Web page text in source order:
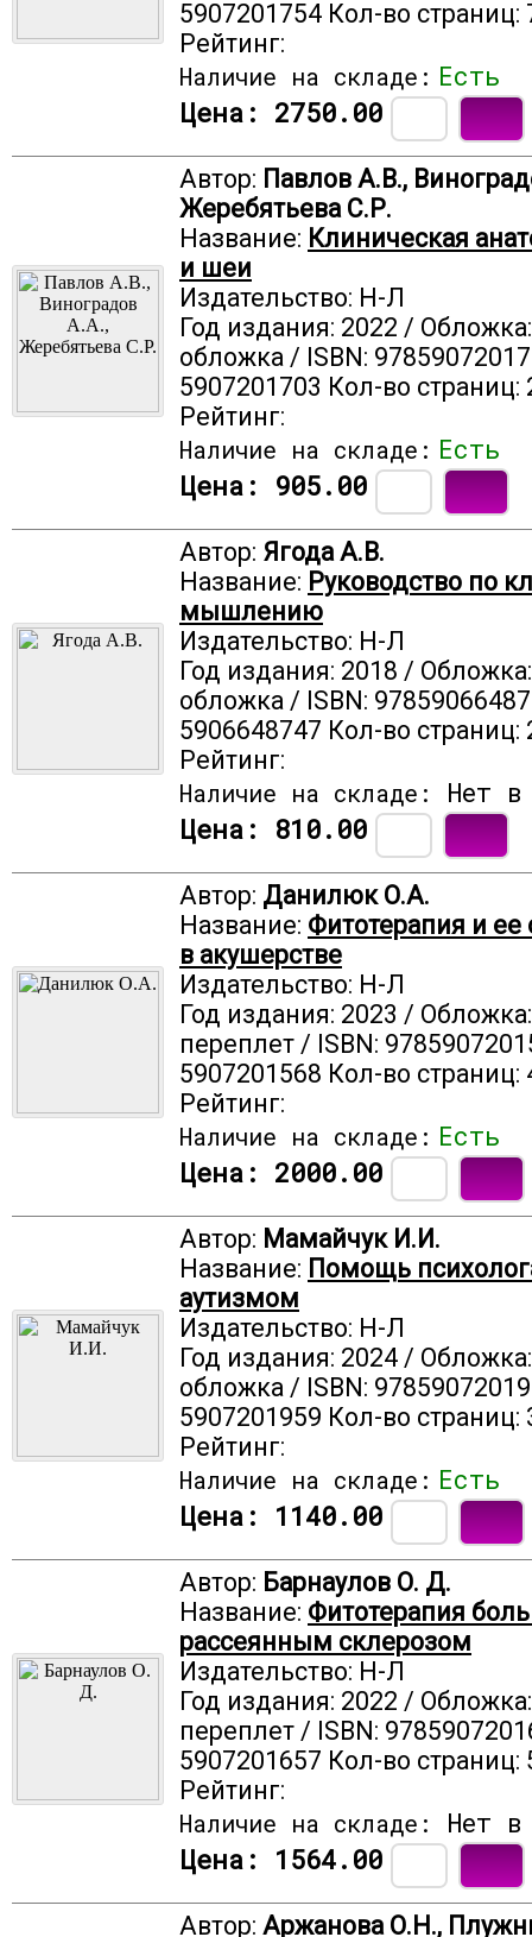
5907201754 Кол-во страниц:
Рейтинг:
Наличие на складе: Есть
Цена: 2750.00
Автор: Павлов А.В.,
Жеребятьева С.Р.
Название: Клиническая
и шеи
Издательство: Н-Л
Год издания: 2022 /
обложка / ISBN:
5907201703 Кол-во страниц:
Рейтинг:
Наличие на складе: Есть
Цена: 905.00
Автор: Ягода А.В.
Название: Руководство по
мышлению
Издательство: Н-Л
Год издания: 2018 /
обложка / ISBN:
5906648747 Кол-во страниц:
Рейтинг:
Наличие на складе:
Нет
Цена: 810.00
Автор: Данилюк О.А.
Название: Фитотерапия и ее
в акушерстве
Издательство: Н-Л
Год издания: 2023 /
переплет / ISBN:
5907201568 Кол-во страниц:
Рейтинг:
Наличие на складе: Есть
Цена: 2000.00
Автор: Мамайчук И.И.
Название: Помощь
аутизмом
Издательство: Н-Л
Год издания: 2024 /
обложка / ISBN:
5907201959 Кол-во страниц:
Рейтинг:
Наличие на складе: Есть
Цена: 1140.00
Автор: Барнаулов О. Д.
Название: Фитотерапия
рассеянным склерозом
Издательство: Н-Л
Год издания: 2022 /
переплет / ISBN:
5907201657 Кол-во страниц:
Рейтинг:
Наличие на складе:
Нет
Цена: 1564.00
Автор: Аржанова О.Н.,